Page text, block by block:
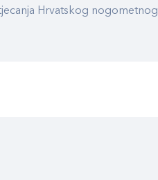
Hrvatskog nogometnog